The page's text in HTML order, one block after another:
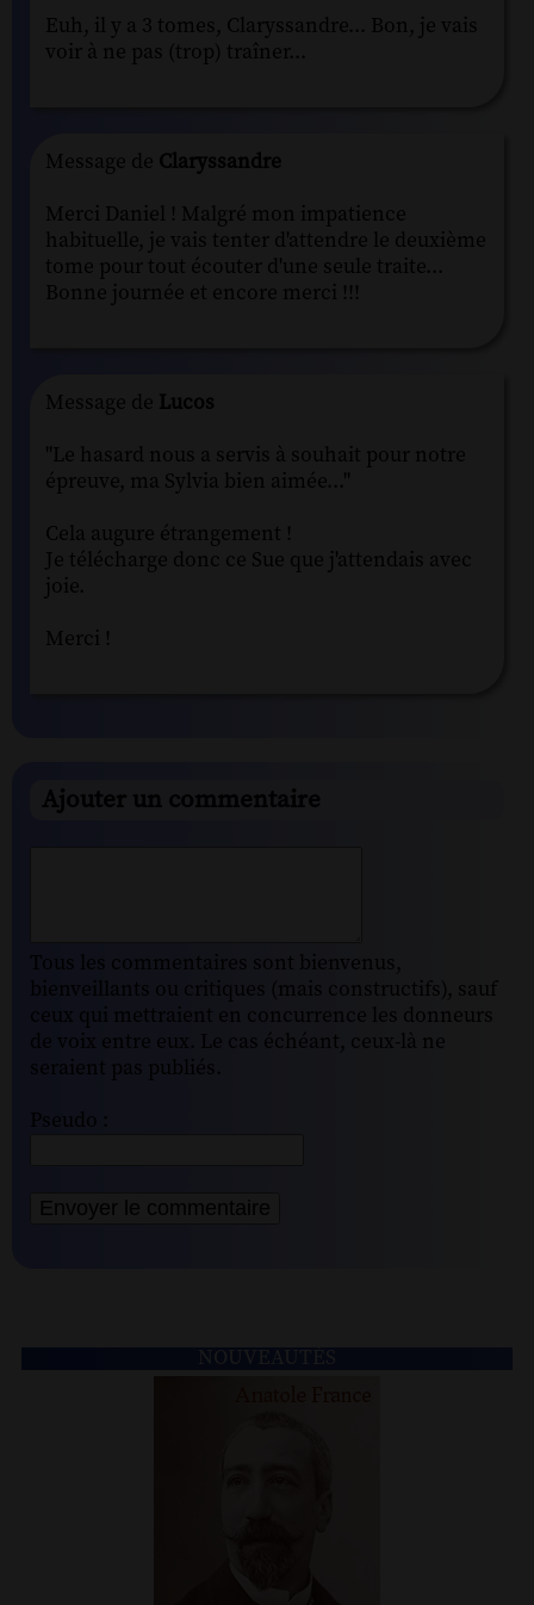
Euh, il y a 3 tomes, Claryssandre... Bon, je vais
voir à ne pas (trop) traîner...
Message de Claryssandre
Merci Daniel ! Malgré mon impatience
habituelle, je vais tenter d'attendre le deuxième
tome pour tout écouter d'une seule traite...
Bonne journée et encore merci !!!
Message de Lucos
"Le hasard nous a servis à souhait pour notre
épreuve, ma Sylvia bien aimée..."
Cela augure étrangement !
Je télécharge donc ce Sue que j'attendais avec
joie.
Merci !
Ajouter un commentaire
Tous les commentaires sont bienvenus,
bienveillants ou critiques (mais constructifs), sauf
ceux qui mettraient en concurrence les donneurs
de voix entre eux. Le cas échéant, ceux-là ne
seraient pas publiés.
Pseudo :